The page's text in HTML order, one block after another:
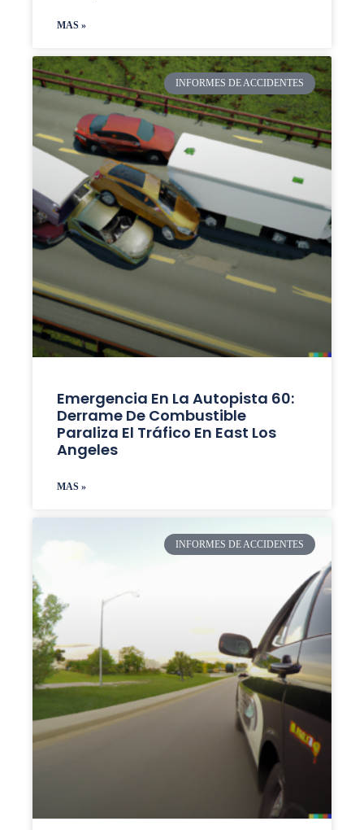
MAS »
INFORMES DE ACCIDENTES
Emergencia En La Autopista 60:
Derrame De Combustible
Paraliza El Tráfico En East Los
Angeles
MAS »
INFORMES DE ACCIDENTES